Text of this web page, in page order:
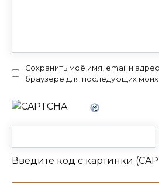
Сохранить моё имя, email и
браузере для последующих
Введите код с картинки